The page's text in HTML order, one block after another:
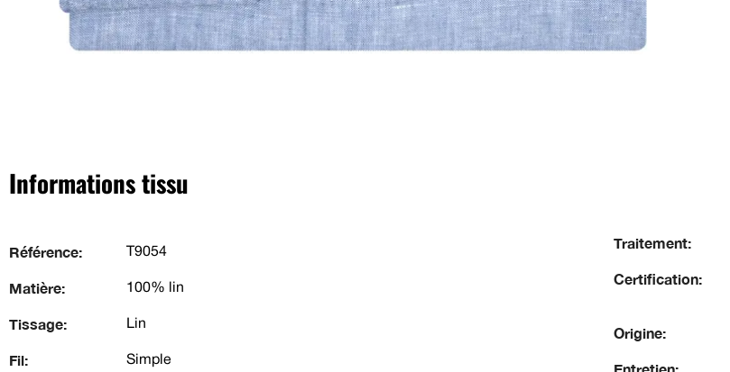
Informations tissu
Référence: T9054
Matière: 100% lin
Tissage: Lin
Fil: Simple
Traitement:
Certification:
Origine: